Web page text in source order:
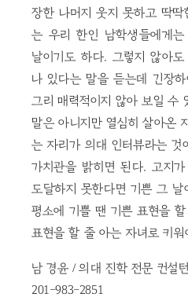
장한 나머지 웃지 못하고 딱
는 우리 한인 남학생들에게
날이기도 하다. 그렇지 않아
나 있다는 말을 듣는데 긴장하
그리 매력적이지 않아 보일 수
말은 아니지만 열심히 살아온
는 자리가 의대 인터뷰라는 것
가치관을 밝히면 된다. 고지
도달하지 못한다면 기쁜 그
평소에 기쁠 땐 기쁜 표현을
표현을 할 줄 아는 자녀로 키워
남 경윤 / 의대 진학 전문 컨설
201-983-2851